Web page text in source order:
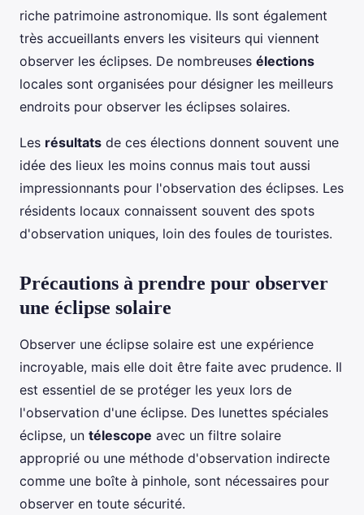
riche patrimoine astronomique. Ils sont également
très accueillants envers les visiteurs qui viennent
observer les éclipses. De nombreuses élections
locales sont organisées pour désigner les meilleurs
endroits pour observer les éclipses solaires.
Les résultats de ces élections donnent souvent une
idée des lieux les moins connus mais tout aussi
impressionnants pour l'observation des éclipses. Les
résidents locaux connaissent souvent des spots
d'observation uniques, loin des foules de touristes.
Précautions à prendre pour observer
une éclipse solaire
Observer une éclipse solaire est une expérience
incroyable, mais elle doit être faite avec prudence. Il
est essentiel de se protéger les yeux lors de
l'observation d'une éclipse. Des lunettes spéciales
éclipse, un télescope avec un filtre solaire
approprié ou une méthode d'observation indirecte
comme une boîte à pinhole, sont nécessaires pour
observer en toute sécurité.